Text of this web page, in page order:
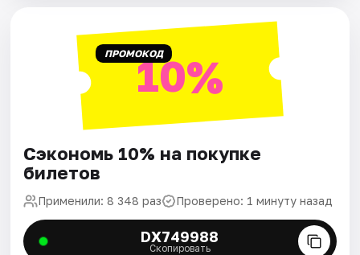
ПРОМОКОД10%
Сэкономь 10% на покупке
билетов
Применили: 8 348 раз Проверено: 1 минуту назад
DX749988
Скопировать